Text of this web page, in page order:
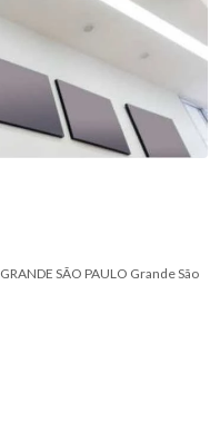
GRANDE SÃO PAULO Grande São